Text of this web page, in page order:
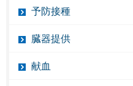
予防接種
臓器提供
献血